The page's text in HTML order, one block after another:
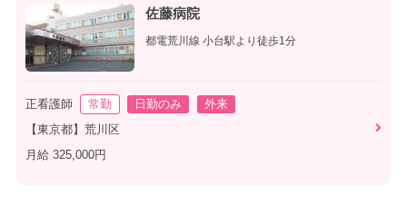
佐藤病院
都電荒川線 小台駅より徒歩1分
正看護師 常勤 日勤のみ
外来
【東京都】荒川区
月給 325,000円